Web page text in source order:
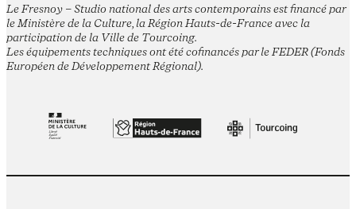
Le Fresnoy – Studio national des arts contemporains est financé par
le Ministère de la Culture, la Région Hauts-de-France avec la
participation de la Ville de Tourcoing.
Les équipements techniques ont été cofinancés par le FEDER (Fonds
Européen de Développement Régional).